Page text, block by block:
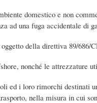
domestico e non
ad una fuga accidentale di
della direttiva 89/686/
nonché le attrezzature
ed i loro rimorchi destinati
nella misura in cui